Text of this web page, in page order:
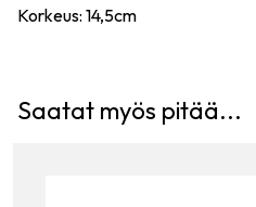
Korkeus: 14,5cm
Saatat myös pitää...